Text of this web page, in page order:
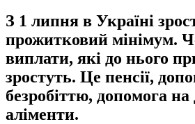
З 1 липня в Україні
прожитковий мінімум.
виплати, які до нього
зростуть. Це пенсії,
безробіттю, допомога на
аліменти.